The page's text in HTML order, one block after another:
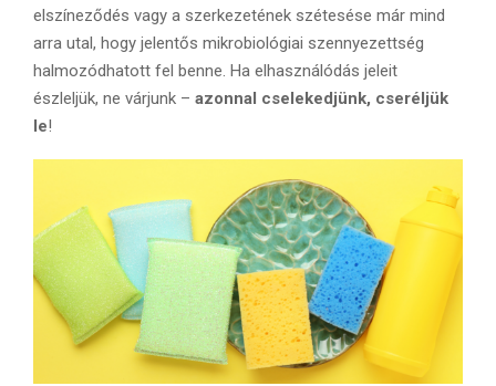
elszíneződés vagy a szerkezetének szétesése már mind
arra utal, hogy jelentős mikrobiológiai szennyezettség
halmozódhatott fel benne. Ha elhasználódás jeleit
észleljük, ne várjunk – azonnal cselekedjünk, cseréljük
le!